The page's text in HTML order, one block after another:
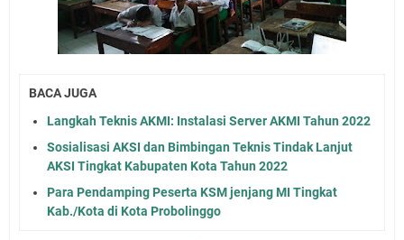
BACA JUGA
Langkah Teknis AKMI: Instalasi Server AKMI Tahun 2022
Sosialisasi AKSI dan Bimbingan Teknis Tindak Lanjut
AKSI Tingkat Kabupaten Kota Tahun 2022
Para Pendamping Peserta KSM jenjang MI Tingkat
Kab./Kota di Kota Probolinggo